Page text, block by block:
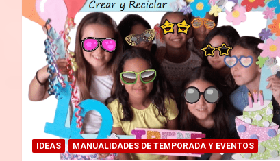
IDEAS MANUALIDADES DE TEMPORADA Y EVENTOS